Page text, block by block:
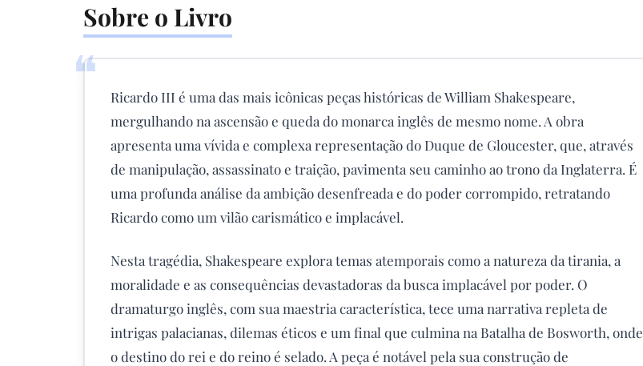
Sobre o Livro
❝
Ricardo III é uma das mais icônicas peças históricas de William Shakespeare,
mergulhando na ascensão e queda do monarca inglês de mesmo nome. A obra
apresenta uma vívida e complexa representação do Duque de Gloucester, que, através
de manipulação, assassinato e traição, pavimenta seu caminho ao trono da Inglaterra. É
uma profunda análise da ambição desenfreada e do poder corrompido, retratando
Ricardo como um vilão carismático e implacável.
Nesta tragédia, Shakespeare explora temas atemporais como a natureza da tirania, a
moralidade e as consequências devastadoras da busca implacável por poder. O
dramaturgo inglês, com sua maestria característica, tece uma narrativa repleta de
intrigas palacianas, dilemas éticos e um final que culmina na Batalha de Bosworth, onde
o destino do rei e do reino é selado. A peça é notável pela sua construção de